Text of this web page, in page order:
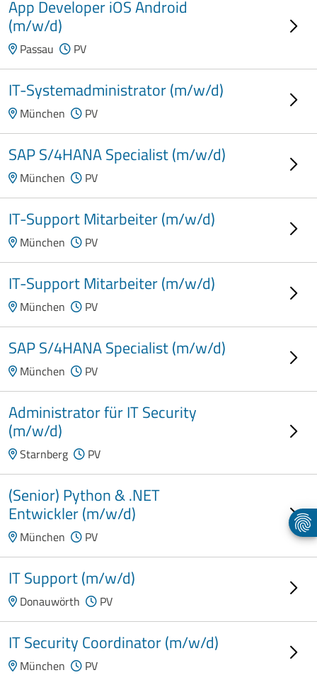
App Developer iOS Android
(m/w/d)
Passau PV
IT-Systemadministrator (m/w/d)
München PV
SAP S/4HANA Specialist (m/w/d)
München PV
IT-Support Mitarbeiter (m/w/d)
München PV
IT-Support Mitarbeiter (m/w/d)
München PV
SAP S/4HANA Specialist (m/w/d)
München PV
Administrator für IT Security
(m/w/d)
Starnberg PV
(Senior) Python & .NET
Entwickler (m/w/d)
München PV
IT Support (m/w/d)
Donauwörth PV
IT Security Coordinator (m/w/d)
München PV